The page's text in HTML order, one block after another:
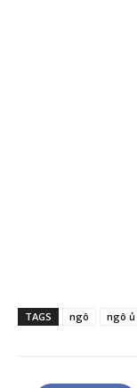
TAGS ngô ngô ủ